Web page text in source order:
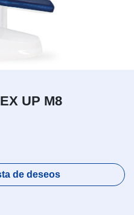
UP M8
de deseos